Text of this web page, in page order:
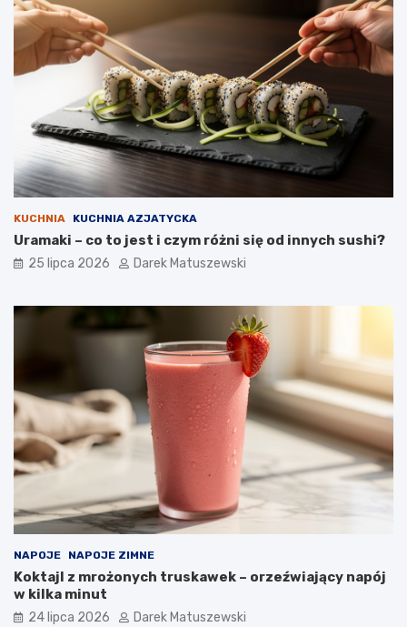
KUCHNIA KUCHNIA AZJATYCKA
Uramaki – co to jest i czym różni się od innych sushi?
25 lipca 2026 Darek Matuszewski
NAPOJE NAPOJE ZIMNE
Koktajl z mrożonych truskawek – orzeźwiający napój
w kilka minut
24 lipca 2026 Darek Matuszewski